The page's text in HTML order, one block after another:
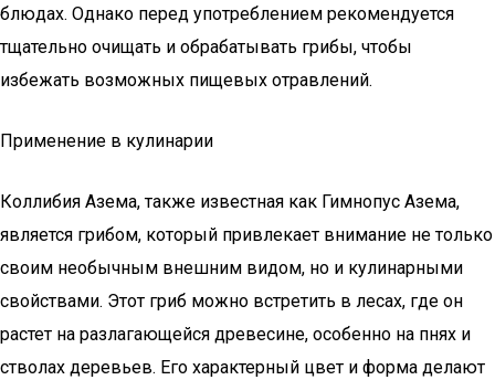
блюдах. Однако перед употреблением рекомендуется
тщательно очищать и обрабатывать грибы, чтобы
избежать возможных пищевых отравлений.
Применение в кулинарии
Коллибия Азема, также известная как Гимнопус Азема,
является грибом, который привлекает внимание не только
своим необычным внешним видом, но и кулинарными
свойствами. Этот гриб можно встретить в лесах, где он
растет на разлагающейся древесине, особенно на пнях и
стволах деревьев. Его характерный цвет и форма делают